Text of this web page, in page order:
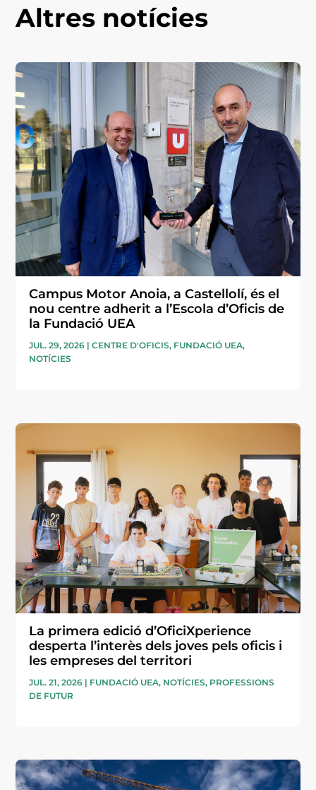
Altres notícies
Campus Motor Anoia, a Castellolí, és el
nou centre adherit a l’Escola d’Oficis de
la Fundació UEA
JUL. 29, 2026 |CENTRE D'OFICIS, FUNDACIÓ UEA,
NOTÍCIES
La primera edició d’OficiXperience
desperta l’interès dels joves pels oficis i
les empreses del territori
JUL. 21, 2026 | FUNDACIÓ UEA, NOTÍCIES, PROFESSIONS
DE FUTUR